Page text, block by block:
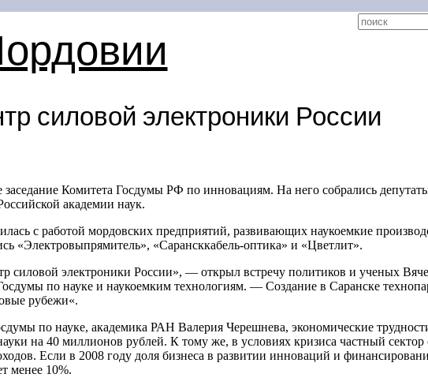
силовой электроники России
Комитета Госдумы РФ по инновациям. На него собрались
академии наук.
с работой мордовских предприятий, развивающих наукоемкие
«Электровыпрямитель», «Сарансккабель-оптика» и «Цветлит».
электроники России», — открыл встречу политиков и ученых
по науке и наукоемким технологиям. — Создание в Саранске
рубежи«.
по науке, академика РАН Валерия Черешнева, экономические
на 40 миллионов рублей. К тому же, в условиях кризиса частный сектор
Если в 2008 году доля бизнеса в развитии инноваций и
менее 10%.